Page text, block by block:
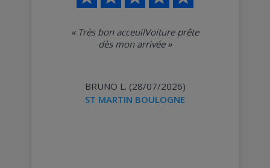
« Très bon acceuilVoiture prête
dès mon arrivée»
BRUNO L. (28/07/2026)
ST MARTIN BOULOGNE